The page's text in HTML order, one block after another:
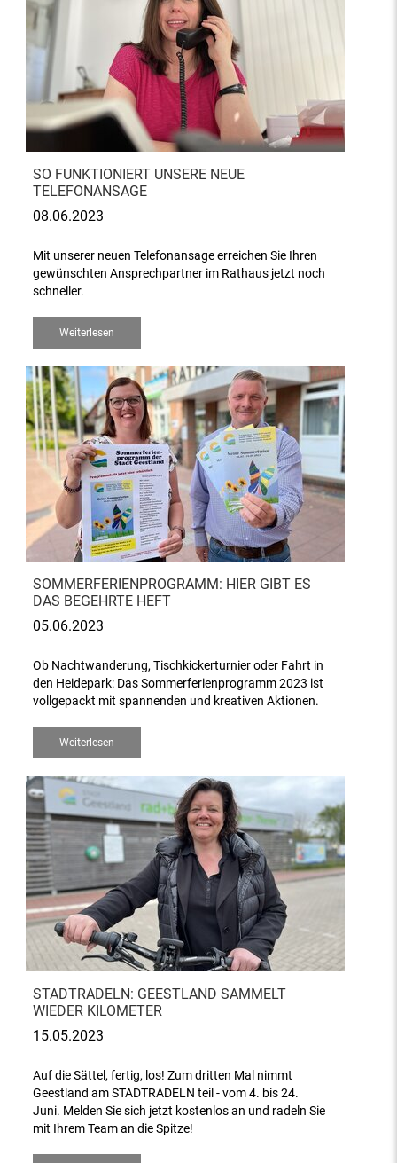
SO FUNKTIONIERT UNSERE NEUE
TELEFONANSAGE
08.06.2023
Mit unserer neuen Telefonansage erreichen Sie Ihren
gewünschten Ansprechpartner im Rathaus jetzt noch
schneller.
Weiterlesen
SOMMERFERIENPROGRAMM: HIER GIBT ES
DAS BEGEHRTE HEFT
05.06.2023
Ob Nachtwanderung, Tischkickerturnier oder Fahrt in
den Heidepark: Das Sommerferienprogramm 2023 ist
vollgepackt mit spannenden und kreativen Aktionen.
Weiterlesen
STADTRADELN: GEESTLAND SAMMELT
WIEDER KILOMETER
15.05.2023
Auf die Sättel, fertig, los! Zum dritten Mal nimmt
Geestland am STADTRADELN teil - vom 4. bis 24.
Juni. Melden Sie sich jetzt kostenlos an und radeln Sie
mit Ihrem Team an die Spitze!